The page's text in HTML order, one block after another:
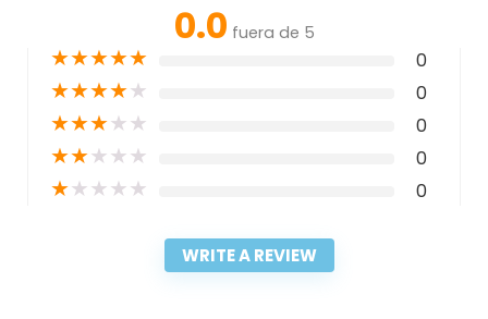
0.0 fuera de 5
★★★★★ 0
★★★★★ 0
★★★★★ 0
★★★★★ 0
★★★★★ 0
WRITE A REVIEW